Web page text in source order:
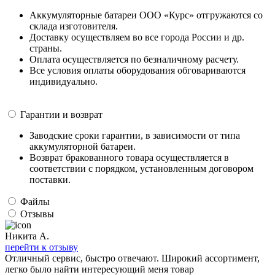
Аккумуляторные батареи ООО «Курс» отгружаются со
склада изготовителя.
Доставку осуществляем во все города России и др.
страны.
Оплата осуществляется по безналичному расчету.
Все условия оплаты оборудования обговариваются
индивидуально.
Гарантии и возврат
Заводские сроки гарантии, в зависимости от типа
аккумуляторной батареи.
Возврат бракованного товара осуществляется в
соответствии с порядком, установленным договором
поставки.
Файлы
Отзывы
Никита А.
перейти к отзыву
Отличный сервис, быстро отвечают. Широкий ассортимент,
легко было найти интересующий меня товар